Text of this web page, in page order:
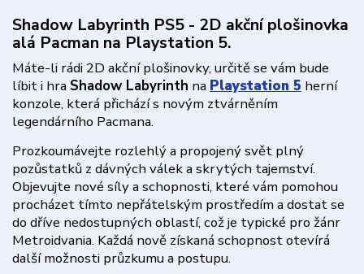
Shadow Labyrinth PS5 - 2D akční plošinovka
alá Pacman na Playstation 5.
Máte-li rádi 2D akční plošinovky, určitě se vám bude
líbit i hra Shadow Labyrinth na Playstation 5 herní
konzole, která přichází s novým ztvárněním
legendárního Pacmana.
Prozkoumávejte rozlehlý a propojený svět plný
pozůstatků z dávných válek a skrytých tajemství.
Objevujte nové síly a schopnosti, které vám pomohou
procházet tímto nepřátelským prostředím a dostat se
do dříve nedostupných oblastí, což je typické pro žánr
Metroidvania. Každá nově získaná schopnost otevírá
další možnosti průzkumu a postupu.